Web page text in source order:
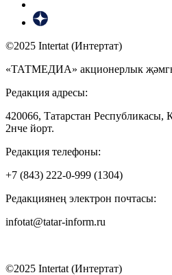
©2025 Intertat (Интертат)
«ТАТМЕДИА» акционерлык
Редакция адресы:
420066, Татарстан Республикасы,
2нче йорт.
Редакция телефоны:
+7 (843) 222-0-999 (1304)
Редакциянең электрон почтасы:
infotat@tatar-inform.ru
©2025 Intertat (Интертат)